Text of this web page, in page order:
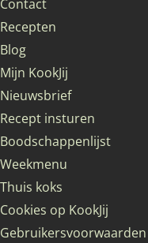
Contact
Recepten
Blog
Mijn KookJij
Nieuwsbrief
Recept insturen
Boodschappenlijst
Weekmenu
Thuis koks
Cookies op KookJij
Gebruikersvoorwaarden